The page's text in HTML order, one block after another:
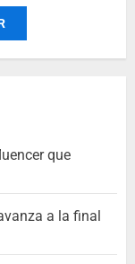
que
a la final